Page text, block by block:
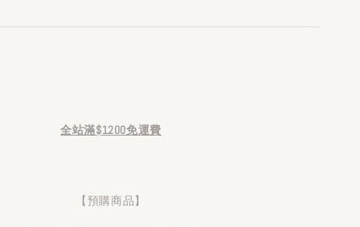
全站滿$1200免運費
【預購商品】